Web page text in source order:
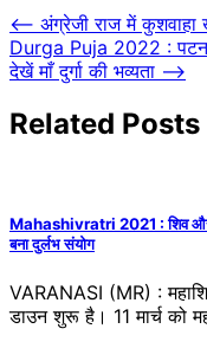
Post
navigation
⟵ अंग्रेजी राज में कुशवाहा
Durga Puja 2022 : पटना
देखें माँ दुर्गा की भव्यता ⟶
Related Posts
Mahashivratri 2021 : शिव और
बना दुर्लभ संयोग
VARANASI (MR) :
डाउन शुरू है। 11 मार्च को